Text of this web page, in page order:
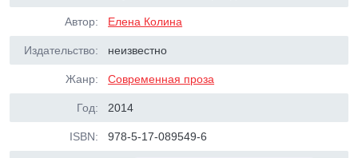
Автор: Елена Колина
Издательство: неизвестно
Жанр: Современная проза
Год: 2014
ISBN: 978-5-17-089549-6